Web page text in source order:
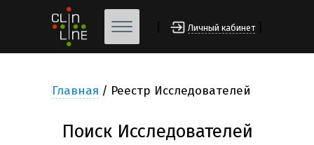
Личный кабинет
Главная Реестр Исследователей
Поиск Исследователей